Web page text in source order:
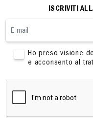
ISCRIVITI
Ho preso visione
e acconsento al